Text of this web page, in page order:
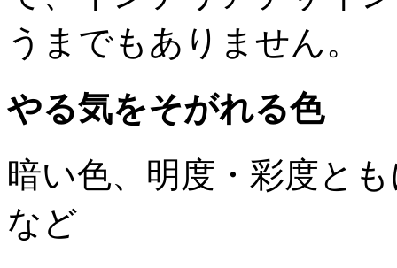
うまでもありません。
やる気をそがれる色
暗い色、明度・彩度と
など